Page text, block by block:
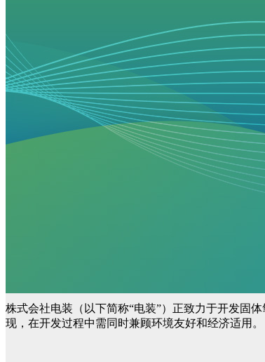
株式会社电装（以下简称“电装”）正致力于开发固
现，在开发过程中需同时兼顾环境友好和经济适用。